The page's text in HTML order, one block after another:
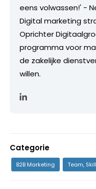
eens volwassen!' -
Digital marketing
Oprichter
programma voor
de zakelijke
willen.
Categorie
B2B Marketing Team,